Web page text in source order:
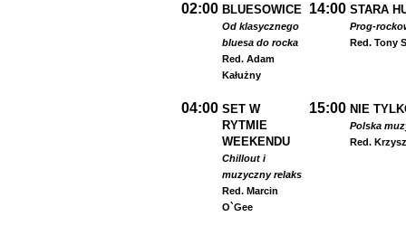
02:00 BLUESOWICE
Od klasycznego
bluesa do rocka
Red. Adam
Kałużny
14:00 STARA
Prog-
Red. Tony
04:00 SET W
RYTMIE
WEEKENDU
Chillout i
muzyczny relaks
Red. Marcin
O`Gee
15:00 NIE
Polska
Red.